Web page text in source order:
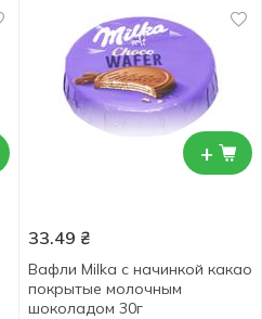
+
33.49 ₴
Вафли Milka с начинкой какао
покрытые молочным
шоколадом 30г